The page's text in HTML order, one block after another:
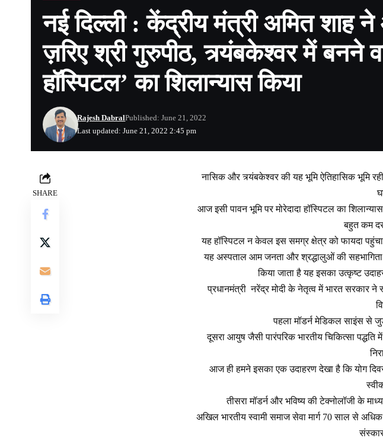
नई दिल्ली : केंद्रीय मंत्री अमित शाह
ज़रिए श्री गुरुपीठ, त्र्यंबकेश्वर में बनने
हॉस्पिटल’ का शिलान्यास किया
Last updated: June 21, 2022 2:45 pm
Rajesh DabralPublished: June 21, 2022
SHARE
नासिक और त्र्यंबकेश्वर की यह भूमि ऐतिहासिक भूमि
आज इसी पावन भूमि पर मोरेदादा हॉस्पिटल का
बहुत कम दर
यह हॉस्पिटल न केवल इस समग्र क्षेत्र को फायदा
यह अस्पताल आम जनता और श्रद्धालुओं की
किया जाता है यह इसका उत्कृष्ट
प्रधानमंत्री नरेंद्र मोदी के नेतृत्व में भारत सरकार
पहला मॉडर्न मेडिकल साइंस से
दूसरा आयुष जैसी पारंपरिक भारतीय चिकित्सा
आज ही हमने इसका एक उदाहरण देखा है कि योग
तीसरा मॉडर्न और भविष्य की टेक्नोलॉजी के
अखिल भारतीय स्वामी समाज सेवा मार्ग 70 साल से